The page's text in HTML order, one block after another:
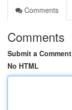
Comments
Comments
Submit a Comment
No HTML